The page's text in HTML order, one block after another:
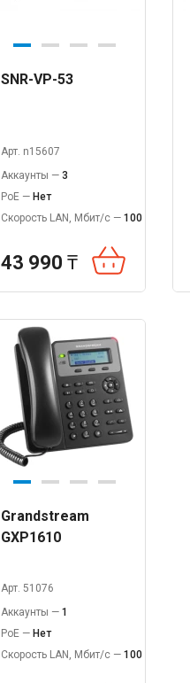
SNR-VP-53
Арт. n15607
Аккаунты — 3
PoE — Нет
Скорость LAN, Мбит/с — 100
43 990 ₸
Grandstream
GXP1610
Арт. 51076
Аккаунты — 1
PoE — Нет
Скорость LAN, Мбит/с — 100